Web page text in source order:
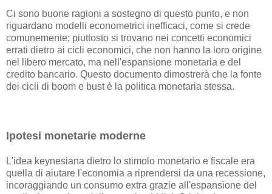
Ci sono buone ragioni a sostegno di questo punto, e non
riguardano modelli econometrici inefficaci, come si crede
comunemente; piuttosto si trovano nei concetti economici
errati dietro ai cicli economici, che non hanno la loro origine
nel libero mercato, ma nell'espansione monetaria e del
credito bancario. Questo documento dimostrerà che la fonte
dei cicli di boom e bust è la politica monetaria stessa.
Ipotesi monetarie moderne
L'idea keynesiana dietro lo stimolo monetario e fiscale era
quella di aiutare l'economia a riprendersi da una recessione,
incoraggiando un consumo extra grazie all'espansione del